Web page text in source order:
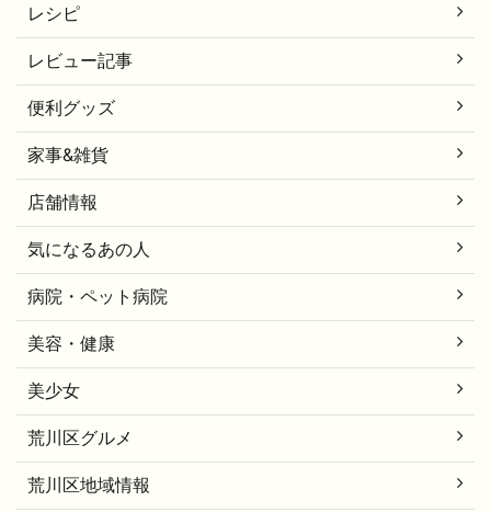
レシピ
レビュー記事
便利グッズ
家事&雑貨
店舗情報
気になるあの人
病院・ペット病院
美容・健康
美少女
荒川区グルメ
荒川区地域情報